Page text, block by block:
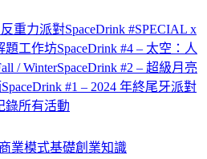
反重力派對SpaceDrink #SPECIAL x
題工作坊SpaceDrink #4 – 太空：人
/ WinterSpaceDrink #2 – 超級月亮
SpaceDrink #1 – 2024 年終尾牙派對
錄所有活動
業模式基礎創業知識